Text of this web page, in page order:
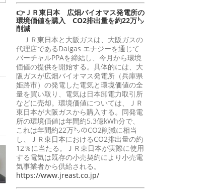
👉ＪＲ東日本 広畑バイオマス発電所の
環境価値を購入 CO2排出量を約22万㌧
削減
ＪＲ東日本と大阪ガスは、大阪ガスの
代理店であるDaigas エナジーを通じて
バーチャルPPAを締結し、今月から環境
価値の提供を開始する。具体的には、大
阪ガスが広畑バイオマス発電所（兵庫県
姫路市）の発電した電気と環境価値の全
量を買い取り、電気は日本卸電力取引所
などに売却。環境価値については、ＪＲ
東日本が大阪ガスから購入する。同発電
所の環境価値は年間約5.3億kWh分で、
これは年間約22万㌧のCO2削減に相当
し、ＪＲ東日本におけるCO2排出量の約
12％に当たる。ＪＲ東日本が実際に使用
する電気は既存の小売契約により小売電
気事業者から供給される。
https://www.jreast.co.jp/